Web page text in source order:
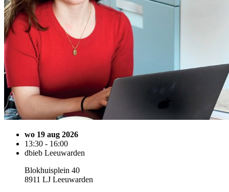
wo 19 aug 2026
13:30 - 16:00
dbieb Leeuwarden
Blokhuisplein 40
8911 LJ Leeuwarden